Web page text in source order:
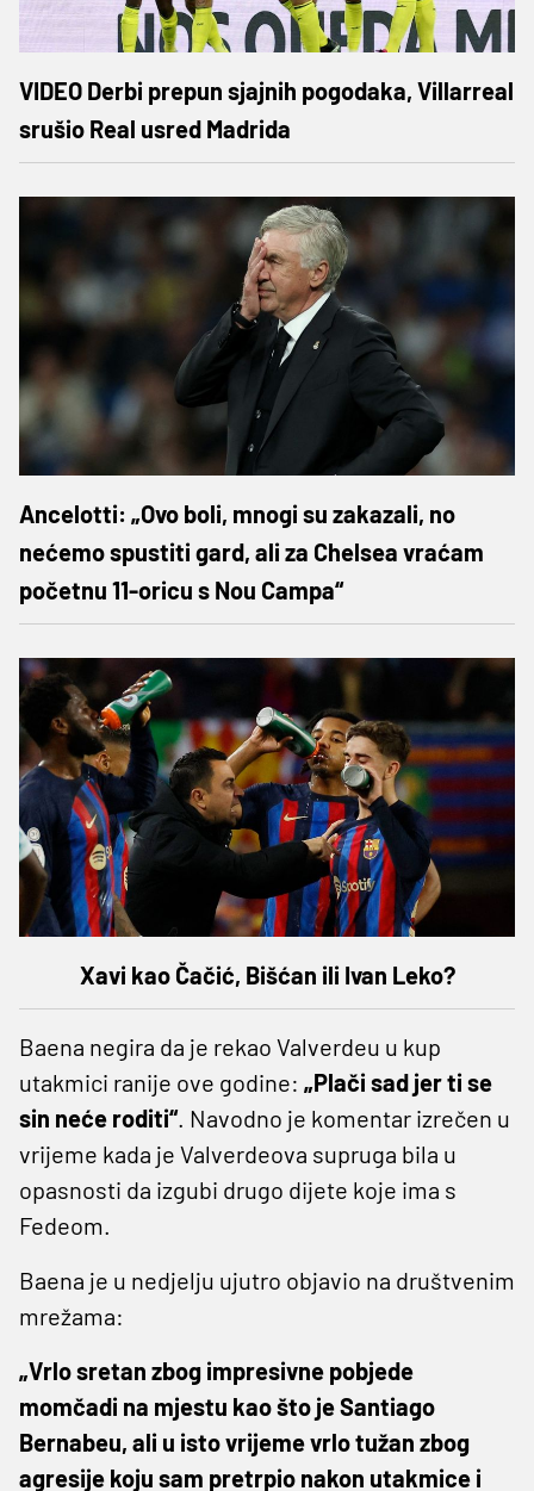
VIDEO Derbi prepun sjajnih pogodaka, Villarreal
srušio Real usred Madrida
Ancelotti: „Ovo boli, mnogi su zakazali, no
nećemo spustiti gard, ali za Chelsea vraćam
početnu 11-oricu s Nou Campa“
Xavi kao Čačić, Bišćan ili Ivan Leko?
Baena negira da je rekao Valverdeu u kup
utakmici ranije ove godine: „Plači sad jer ti se
sin neće roditi“. Navodno je komentar izrečen u
vrijeme kada je Valverdeova supruga bila u
opasnosti da izgubi drugo dijete koje ima s
Fedeom.
Baena je u nedjelju ujutro objavio na društvenim
mrežama:
„Vrlo sretan zbog impresivne pobjede
momčadi na mjestu kao što je Santiago
Bernabeu, ali u isto vrijeme vrlo tužan zbog
agresije koju sam pretrpio nakon utakmice i